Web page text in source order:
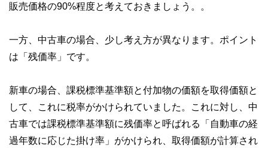
販売価格の90%程度と考えておきましょう。。
一方、中古車の場合、少し考え方が異なります。ポイント
は「残価率」です。
新車の場合、課税標準基準額と付加物の価額を取得価額と
して、これに税率がかけられていました。これに対し、中
古車では課税標準基準額に残価率と呼ばれる「自動車の経
過年数に応じた掛け率」がかけられ、取得価額が計算され